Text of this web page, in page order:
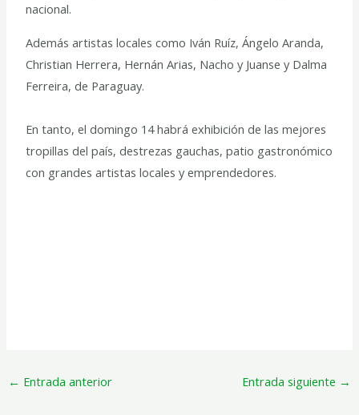
nacional.
Además artistas locales como Iván Ruíz, Ángelo Aranda,
Christian Herrera, Hernán Arias, Nacho y Juanse y Dalma
Ferreira, de Paraguay.
En tanto, el domingo 14 habrá exhibición de las mejores
tropillas del país, destrezas gauchas, patio gastronómico
con grandes artistas locales y emprendedores.
← Entrada anterior Entrada siguiente →